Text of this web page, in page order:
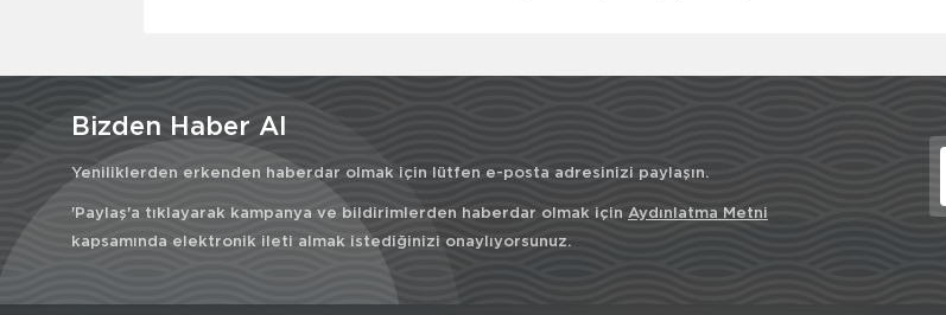
Bizden Haber Al
Yeniliklerden erkenden haberdar olmak için lütfen e-posta adresinizi paylaşın.
'Paylaş'a tıklayarak kampanya ve bildirimlerden haberdar olmak için Aydınlatma Metni
kapsamında elektronik ileti almak istediğinizi onaylıyorsunuz.